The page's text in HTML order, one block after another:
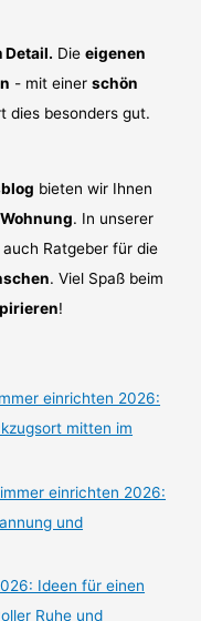
Detail. Dieeigenen
- mit einerschön
dies besonders gut.
bieten wir Ihnen
. In unserer
Ratgeber für die
. Viel Spaß beim
!
einrichten 2026:
mitten im
einrichten 2026:
und
Ideen für einen
Ruhe und